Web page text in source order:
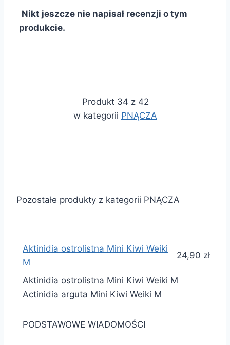
Nikt jeszcze nie napisał recenzji o tym
produkcie.
Produkt 34 z 42
w kategorii PNĄCZA
Pozostałe produkty z kategorii PNĄCZA
Aktinidia ostrolistna Mini Kiwi Weiki
M
24,90 zł
Aktinidia ostrolistna Mini Kiwi Weiki M
Actinidia arguta Mini Kiwi Weiki M
PODSTAWOWE WIADOMOŚCI